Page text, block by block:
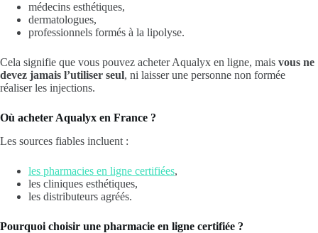
médecins esthétiques,
dermatologues,
professionnels formés à la lipolyse.
Cela signifie que vous pouvez acheter Aqualyx en ligne, mais vous ne
devez jamais l’utiliser seul, ni laisser une personne non formée
réaliser les injections.
Où acheter Aqualyx en France ?
Les sources fiables incluent :
les pharmacies en ligne certifiées,
les cliniques esthétiques,
les distributeurs agréés.
Pourquoi choisir une pharmacie en ligne certifiée ?